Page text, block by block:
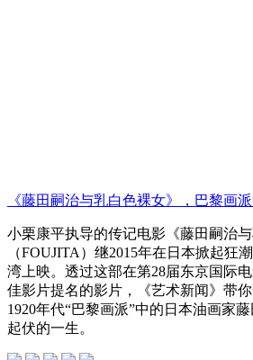
《藤田嗣治与乳白色裸女》，巴黎画
小栗康平执导的传记电影《藤田嗣治与
（FOUJITA）继2015年在日本掀起狂
湾上映。透过这部在第28届东京国际
佳影片提名的影片，《艺术新闻》带
1920年代“巴黎画派”中的日本油画家
起伏的一生。